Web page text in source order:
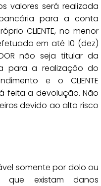
valores será realizada
para a conta
CLIENTE, no menor
em até 10 (dez)
não seja titular da
para a realização do
e o CLIENTE
feita a devolução. Não
devido ao alto risco
somente por dolo ou
existam danos